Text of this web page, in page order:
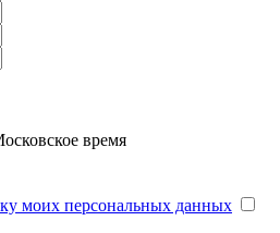
время
моих персональных данных